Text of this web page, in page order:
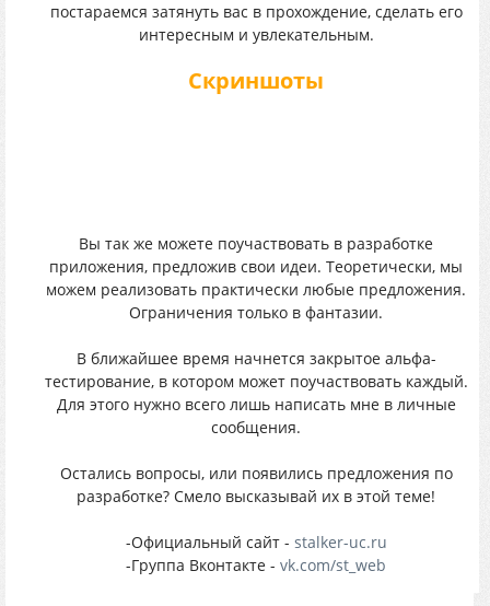
постараемся затянуть вас в прохождение, сделать его
интересным и увлекательным.
Скриншоты
Вы так же можете поучаствовать в разработке
приложения, предложив свои идеи. Теоретически, мы
можем реализовать практически любые предложения.
Ограничения только в фантазии.
В ближайшее время начнется закрытое альфа-
тестирование, в котором может поучаствовать каждый.
Для этого нужно всего лишь написать мне в личные
сообщения.
Остались вопросы, или появились предложения по
разработке? Смело высказывай их в этой теме!
-Официальный сайт - stalker-uc.ru
-Группа Вконтакте - vk.com/st_web